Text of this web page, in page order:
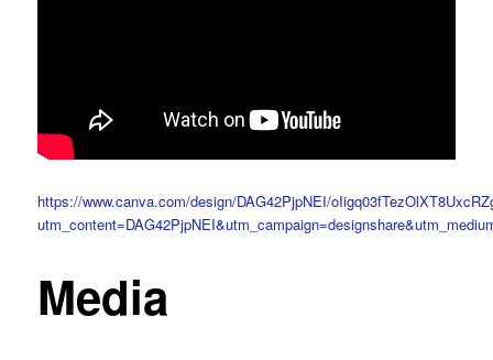
https://www.canva.com/design/DAG42PjpNEI/
Media